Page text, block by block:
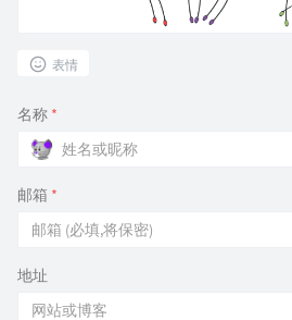
表情
名称 *
邮箱 *
地址